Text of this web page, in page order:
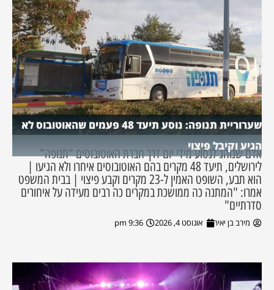
שערוריית תנופה: נוסע תיעד 48 פעמים שהאוטובוס לא
הגיע וקיבל פיצוי
אדם שנוהג לנסוע מידי יום דרך חברת האוטובוסים "תנופה"
לירושלים, תיעד 48 מקרים בהם האוטובוסים איחרו ולא הגיעו |
הוא תבע, השופט האמין ל-23 מקרים וקבע פיצוי | בבית המשפט
אמרו: "המתנה כה ממושכת במקרים כה רבים מעידה על איחורים
סדרתיים"
מירב בן יאיר אוגוסט 4, 2026 9:36 pm